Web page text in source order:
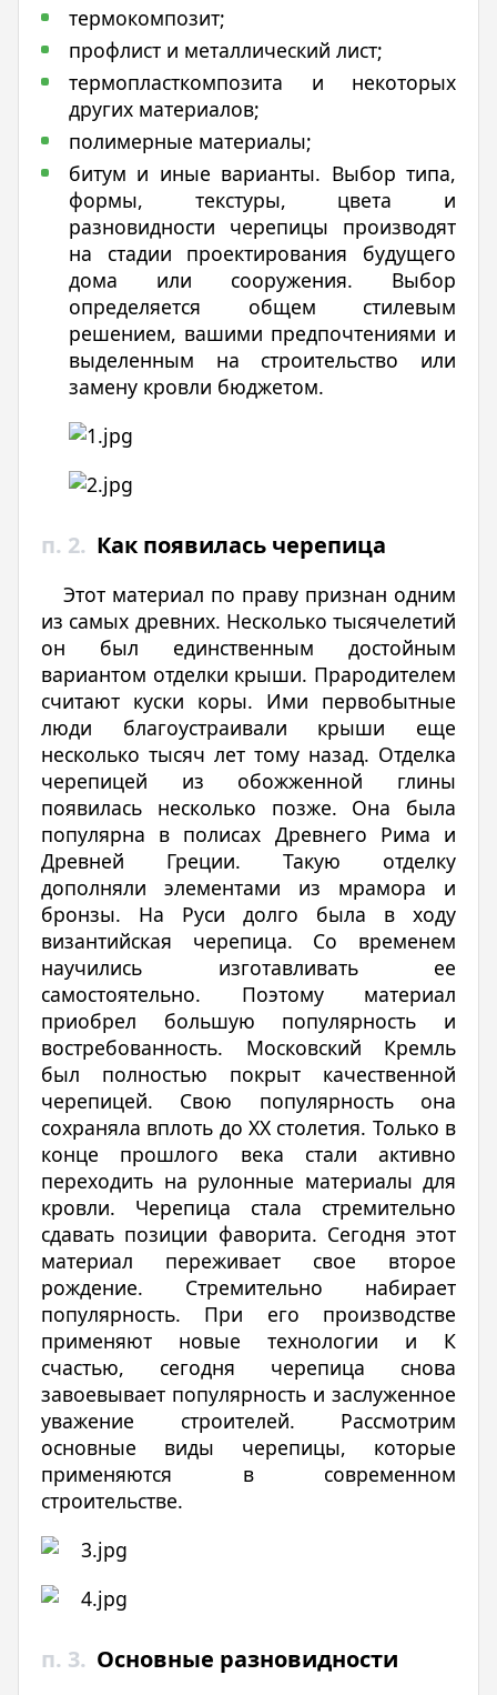
термокомпозит;
профлист и металлический лист;
термопласткомпозита и некоторых
других материалов;
полимерные материалы;
битум и иные варианты. Выбор типа,
формы, текстуры, цвета и
разновидности черепицы производят
на стадии проектирования будущего
дома или сооружения. Выбор
определяется общем стилевым
решением, вашими предпочтениями и
выделенным на строительство или
замену кровли бюджетом.
п. 2. Как появилась черепица
Этот материал по праву признан одним
из самых древних. Несколько тысячелетий
он был единственным достойным
вариантом отделки крыши. Прародителем
считают куски коры. Ими первобытные
люди благоустраивали крыши еще
несколько тысяч лет тому назад. Отделка
черепицей из обожженной глины
появилась несколько позже. Она была
популярна в полисах Древнего Рима и
Древней Греции. Такую отделку
дополняли элементами из мрамора и
бронзы. На Руси долго была в ходу
византийская черепица. Со временем
научились изготавливать ее
самостоятельно. Поэтому материал
приобрел большую популярность и
востребованность. Московский Кремль
был полностью покрыт качественной
черепицей. Свою популярность она
сохраняла вплоть до ХХ столетия. Только в
конце прошлого века стали активно
переходить на рулонные материалы для
кровли. Черепица стала стремительно
сдавать позиции фаворита. Сегодня этот
материал переживает свое второе
рождение. Стремительно набирает
популярность. При его производстве
применяют новые технологии и К
счастью, сегодня черепица снова
завоевывает популярность и заслуженное
уважение строителей. Рассмотрим
основные виды черепицы, которые
применяются в современном
строительстве.
п. 3. Основные разновидности